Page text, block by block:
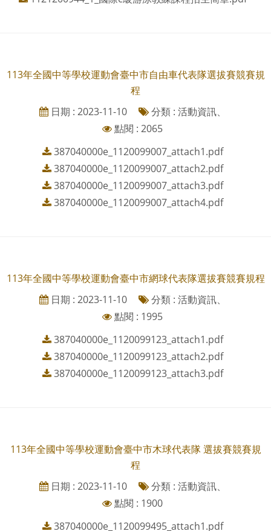
113年全國中等學校運動會臺中市自由車代表隊選拔賽競賽規
程
日期 : 2023-11-10
分類 : 活動資訊、
點閱 : 2065
387040000e_1120099007_attach1.pdf
387040000e_1120099007_attach2.pdf
387040000e_1120099007_attach3.pdf
387040000e_1120099007_attach4.pdf
113年全國中等學校運動會臺中市網球代表隊選拔賽競賽規程
日期 : 2023-11-10
分類 : 活動資訊、
點閱 : 1995
387040000e_1120099123_attach1.pdf
387040000e_1120099123_attach2.pdf
387040000e_1120099123_attach3.pdf
113年全國中等學校運動會臺中市木球代表隊 選拔賽競賽規
程
日期 : 2023-11-10
分類 : 活動資訊、
點閱 : 1900
387040000e_1120099495_attach1.pdf